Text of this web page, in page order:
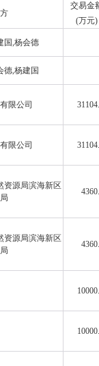
交易金
(万元)
国,杨会德
德,杨建国
限公司
限公司
资源局滨海新区
资源局滨海新区